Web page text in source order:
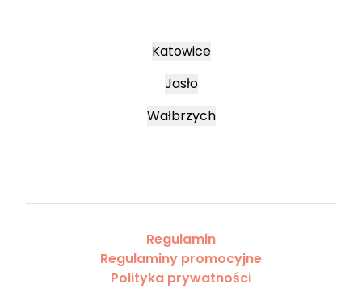
Katowice
Jasło
Wałbrzych
Regulamin
Regulaminy promocyjne
Polityka prywatności